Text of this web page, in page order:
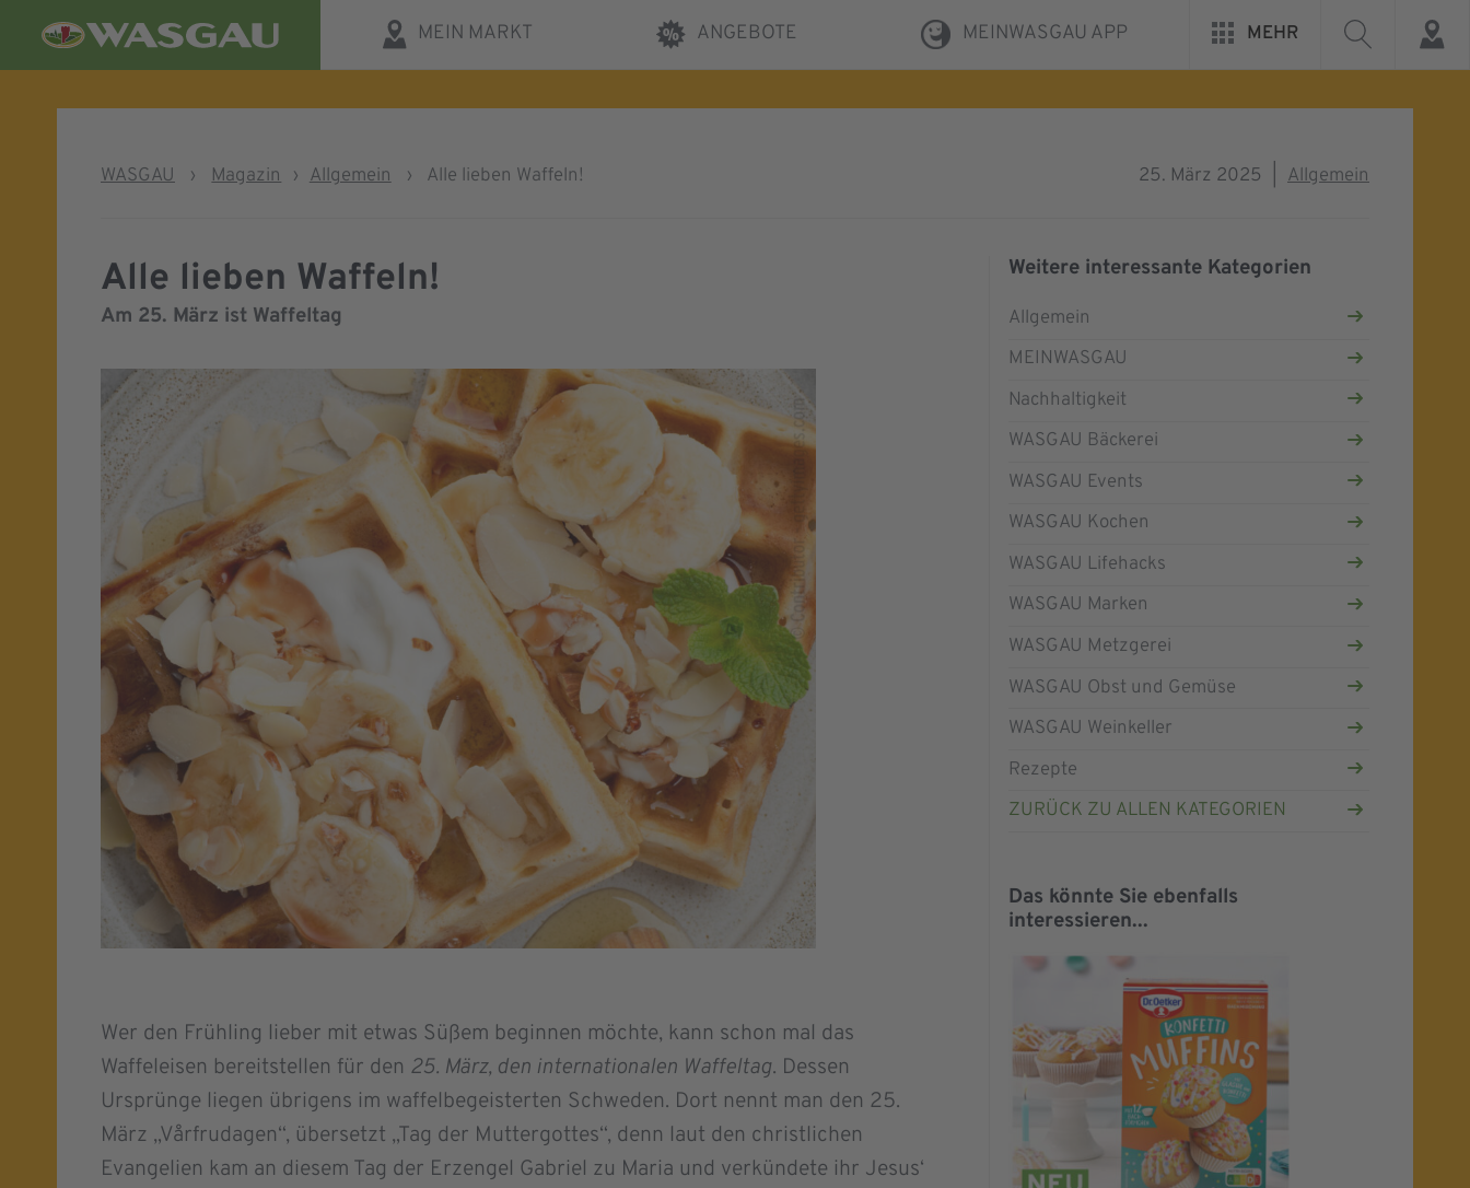
MEIN MARKT ANGEBOTE MEINWASGAU APP MEHR
WASGAU › Magazin › Allgemein › Alle lieben Waffeln! 25. März 2025 Allgemein
Alle lieben Waffeln!
Am 25. März ist Waffeltag
Wer den Frühling lieber mit etwas Süßem beginnen möchte, kann schon mal das
Waffeleisen bereitstellen für den 25. März, den internationalen Waffeltag. Dessen
Ursprünge liegen übrigens im waffelbegeisterten Schweden. Dort nennt man den 25.
März „Vårfrudagen“, übersetzt „Tag der Muttergottes“, denn laut den christlichen
Evangelien kam an diesem Tag der Erzengel Gabriel zu Maria und verkündete ihr Jesus‘
Weitere interessante Kategorien
Allgemein
MEINWASGAU
Nachhaltigkeit
WASGAU Bäckerei
WASGAU Events
WASGAU Kochen
WASGAU Lifehacks
WASGAU Marken
WASGAU Metzgerei
WASGAU Obst und Gemüse
WASGAU Weinkeller
Rezepte
ZURÜCK ZU ALLEN KATEGORIEN
Das könnte Sie ebenfalls
interessieren...